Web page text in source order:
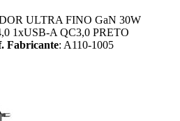
ULTRA FINO GaN 30W
1xUSB-A QC3,0 PRETO
Fabricante: A110-1005